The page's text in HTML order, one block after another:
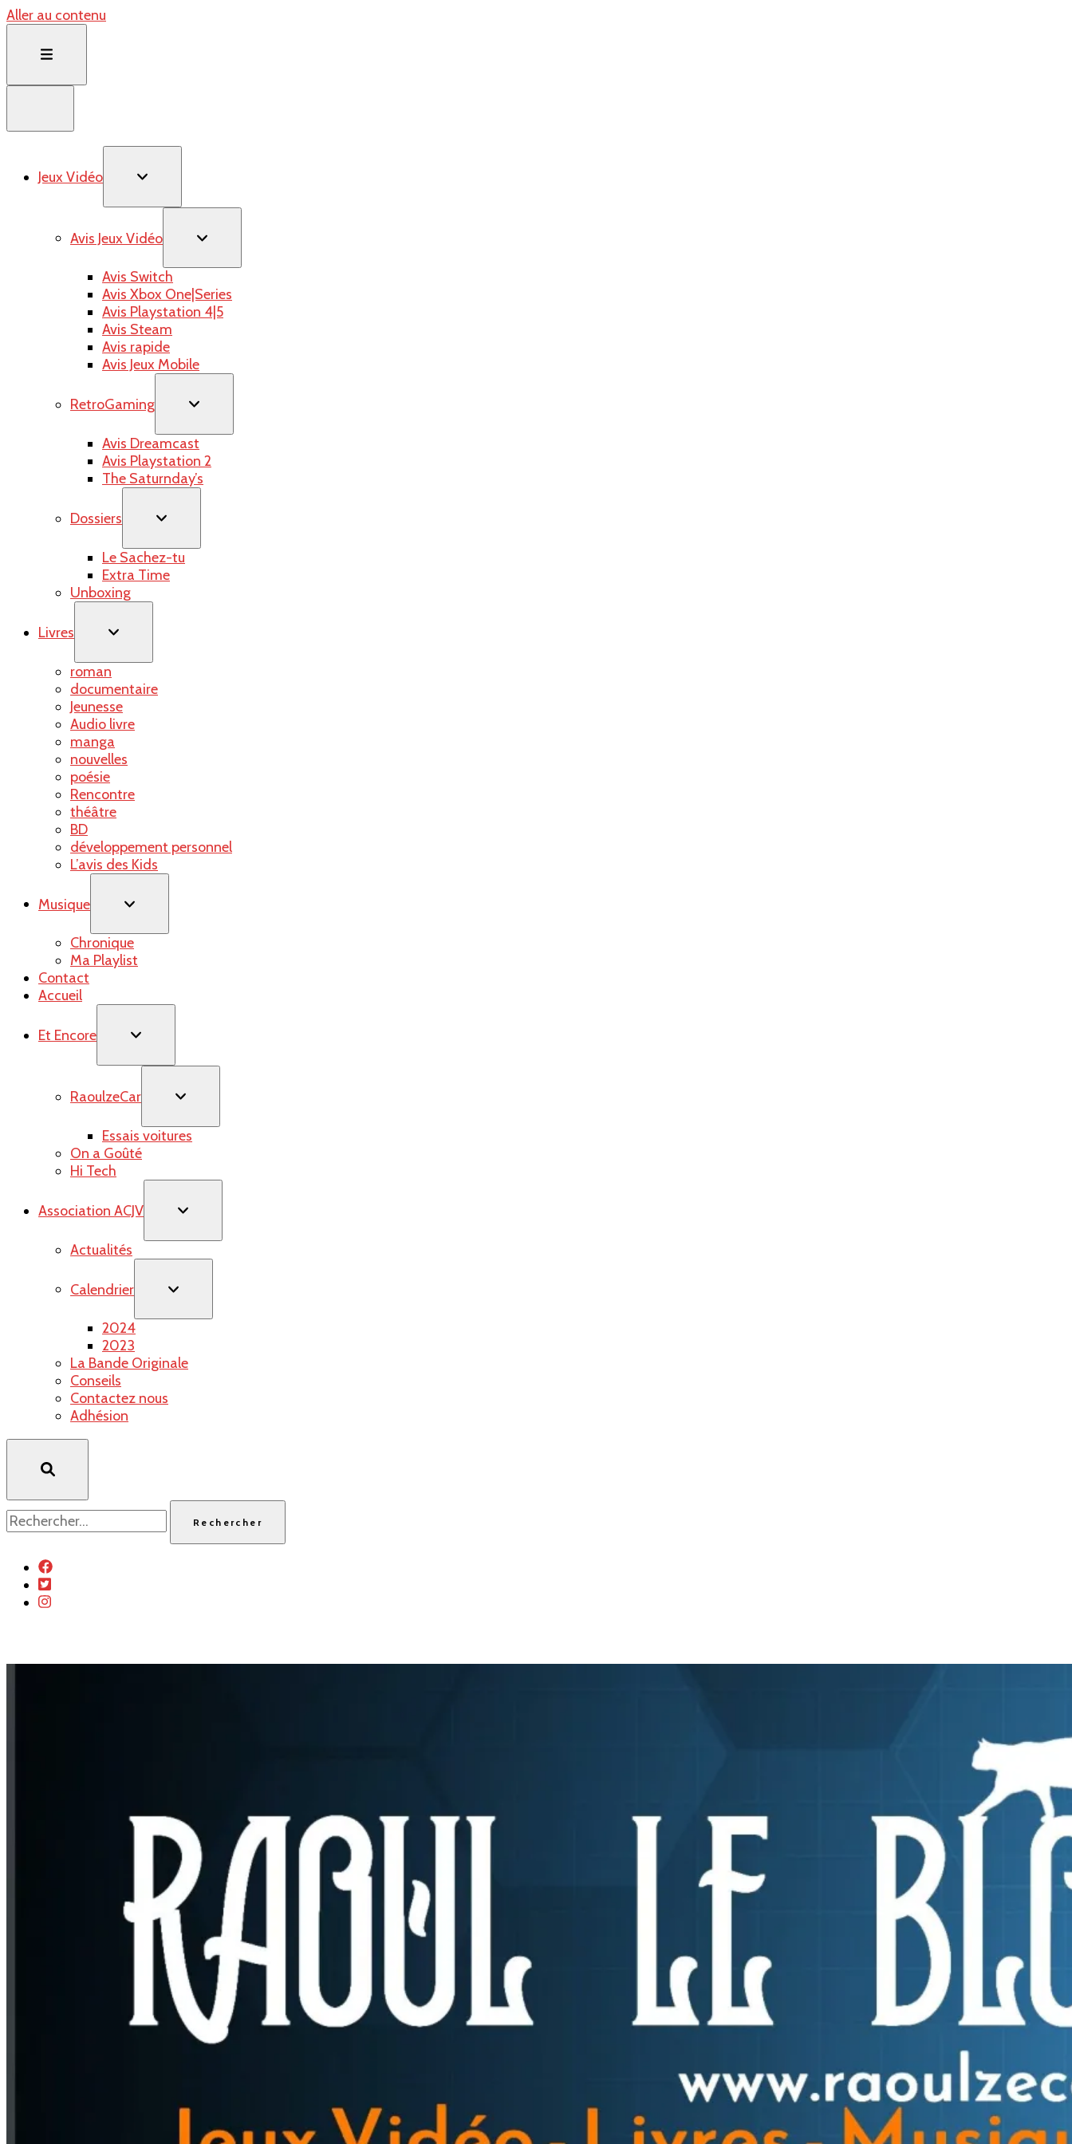
Aller au contenu
Jeux Vidéo
Avis Jeux Vidéo
Avis Switch
Avis Xbox One|Series
Avis Playstation 4|5
Avis Steam
Avis rapide
Avis Jeux Mobile
RetroGaming
Avis Dreamcast
Avis Playstation 2
The Saturnday’s
Dossiers
Le Sachez-tu
Extra Time
Unboxing
Livres
roman
documentaire
Jeunesse
Audio livre
manga
nouvelles
poésie
Rencontre
théâtre
BD
développement personnel
L’avis des Kids
Musique
Chronique
Ma Playlist
Contact
Accueil
Et Encore
RaoulzeCar
Essais voitures
On a Goûté
Hi Tech
Association ACJV
Actualités
Calendrier
2024
2023
La Bande Originale
Conseils
Contactez nous
Adhésion
Rechercher :